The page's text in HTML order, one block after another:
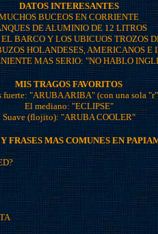
DATOS INTERESANTES
BUCEOS EN CORRIENTE
DE ALUMINIO DE 12 LITROS
EL BARCO Y LOS UBICUOS TROZOS
HOLANDESES, AMERICANOS E
MAS SERIO: "NO HABLO
MIS TRAGOS FAVORITOS
fuerte: "ARUBA ARIBA" (con una sola
El mediano: "ECLIPSE"
Suave (flojito): "ARUBA COOLER"
FRASES MAS COMUNES EN